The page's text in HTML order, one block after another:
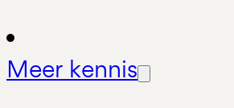
Meer kennis